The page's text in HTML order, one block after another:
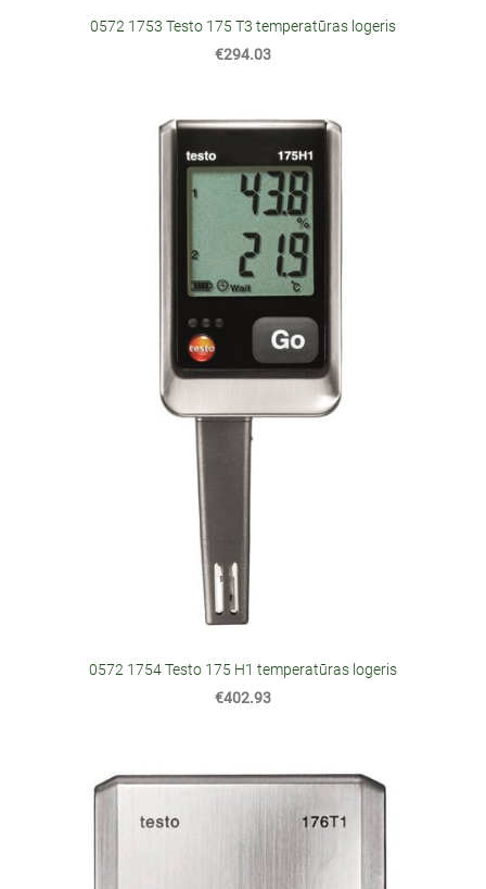
0572 1753 Testo 175 T3 temperatūras logeris
€294.03
0572 1754 Testo 175 H1 temperatūras logeris
€402.93